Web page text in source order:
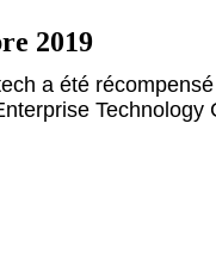
2019
a été
Technology